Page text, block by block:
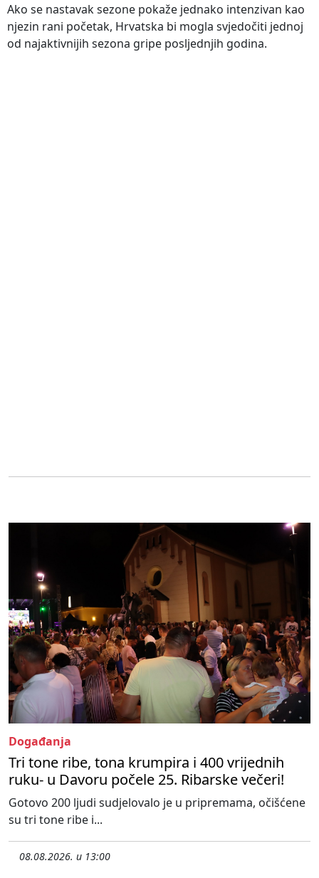
Ako se nastavak sezone pokaže jednako intenzivan kao
njezin rani početak, Hrvatska bi mogla svjedočiti jednoj
od najaktivnijih sezona gripe posljednjih godina.
Događanja
Tri tone ribe, tona krumpira i 400 vrijednih
ruku- u Davoru počele 25. Ribarske večeri!
Gotovo 200 ljudi sudjelovalo je u pripremama, očišćene
su tri tone ribe i...
08.08.2026. u 13:00